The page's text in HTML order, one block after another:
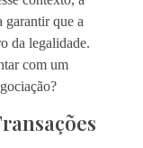
garantir que a
da legalidade.
com um